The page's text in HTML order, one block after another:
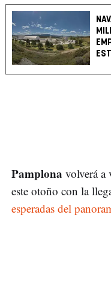
Pamplona volverá a
este otoño con la
esperadas del